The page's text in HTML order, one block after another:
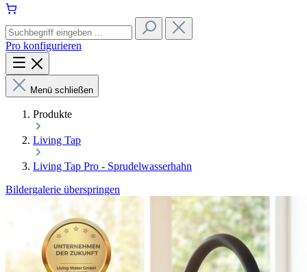
Pro konfigurieren
Menü schließen
Produkte
Living Tap
Living Tap Pro - Sprudelwasserhahn
Bildergalerie überspringen